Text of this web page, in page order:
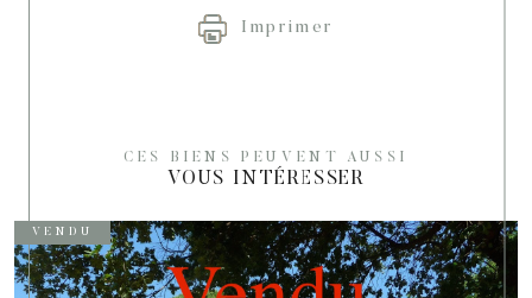
Imprimer
CES BIENS PEUVENT AUSSI
VOUS INTÉRESSER
VENDU